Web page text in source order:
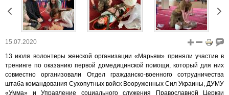
15.07.2020
13 июля волонтеры женской организации «Марьям» приняли участие в
тренинге по оказанию первой домедицинской помощи, который для них
совместно организовали Отдел гражданско-военного сотрудничества
штаба командования Сухопутных войск Вооруженных Сил Украины, ДУМУ
«Умма» и Управление социального служения Православной Церкви